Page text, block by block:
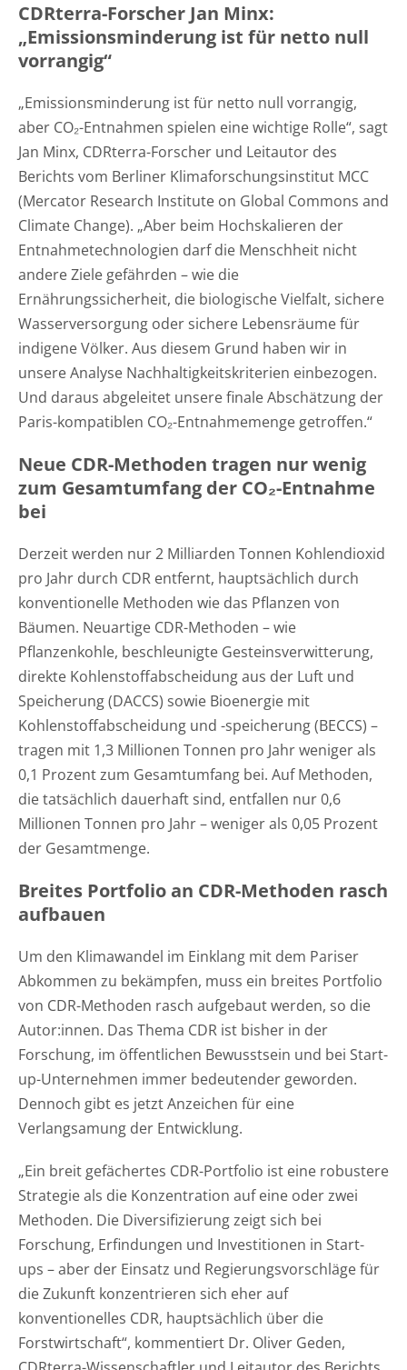
CDRterra-Forscher Jan Minx:
„Emissionsminderung ist für netto null
vorrangig“
„Emissionsminderung ist für netto null vorrangig,
aber CO₂-Entnahmen spielen eine wichtige Rolle“, sagt
Jan Minx, CDRterra-Forscher und Leitautor des
Berichts vom Berliner Klimaforschungsinstitut MCC
(Mercator Research Institute on Global Commons and
Climate Change). „Aber beim Hochskalieren der
Entnahmetechnologien darf die Menschheit nicht
andere Ziele gefährden – wie die
Ernährungssicherheit, die biologische Vielfalt, sichere
Wasserversorgung oder sichere Lebensräume für
indigene Völker. Aus diesem Grund haben wir in
unsere Analyse Nachhaltigkeitskriterien einbezogen.
Und daraus abgeleitet unsere finale Abschätzung der
Paris-kompatiblen CO₂-Entnahmemenge getroffen.“
Neue CDR-Methoden tragen nur wenig
zum Gesamtumfang der CO₂-Entnahme
bei
Derzeit werden nur 2 Milliarden Tonnen Kohlendioxid
pro Jahr durch CDR entfernt, hauptsächlich durch
konventionelle Methoden wie das Pflanzen von
Bäumen. Neuartige CDR-Methoden – wie
Pflanzenkohle, beschleunigte Gesteinsverwitterung,
direkte Kohlenstoffabscheidung aus der Luft und
Speicherung (DACCS) sowie Bioenergie mit
Kohlenstoffabscheidung und -speicherung (BECCS) –
tragen mit 1,3 Millionen Tonnen pro Jahr weniger als
0,1 Prozent zum Gesamtumfang bei. Auf Methoden,
die tatsächlich dauerhaft sind, entfallen nur 0,6
Millionen Tonnen pro Jahr – weniger als 0,05 Prozent
der Gesamtmenge.
Breites Portfolio an CDR-Methoden rasch
aufbauen
Um den Klimawandel im Einklang mit dem Pariser
Abkommen zu bekämpfen, muss ein breites Portfolio
von CDR-Methoden rasch aufgebaut werden, so die
Autor:innen. Das Thema CDR ist bisher in der
Forschung, im öffentlichen Bewusstsein und bei Start-
up-Unternehmen immer bedeutender geworden.
Dennoch gibt es jetzt Anzeichen für eine
Verlangsamung der Entwicklung.
„Ein breit gefächertes CDR-Portfolio ist eine robustere
Strategie als die Konzentration auf eine oder zwei
Methoden. Die Diversifizierung zeigt sich bei
Forschung, Erfindungen und Investitionen in Start-
ups – aber der Einsatz und Regierungsvorschläge für
die Zukunft konzentrieren sich eher auf
konventionelles CDR, hauptsächlich über die
Forstwirtschaft“, kommentiert Dr. Oliver Geden,